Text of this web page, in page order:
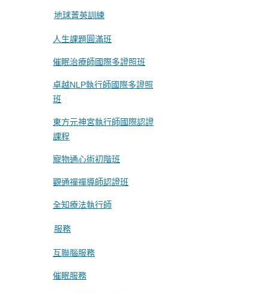
地球菁英訓練
人生課題圓滿班
催眠治療師國際多證照班
卓越NLP執行師國際多證照
班
東方元神宮執行師國際認證
課程
寵物通心術初階班
觀通禪禪導師認證班
全知療法執行師
服務
互聯腦服務
催眠服務